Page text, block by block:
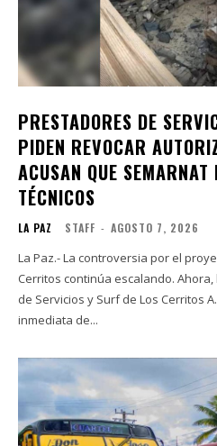
PRESTADORES DE
PIDEN REVOCAR
ACUSAN QUE SEMARNAT
TÉCNICOS
LA PAZ STAFF - AGOSTO 7, 2026
La Paz.- La controversia por el
Cerritos continúa escalando.
de Servicios y Surf de Los Cerritos
inmediata de...